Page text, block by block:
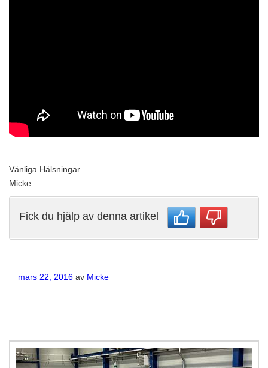
Vänliga Hälsningar
Micke
Fick du hjälp av denna artikel
Publicerat
mars 22, 2016 av Micke